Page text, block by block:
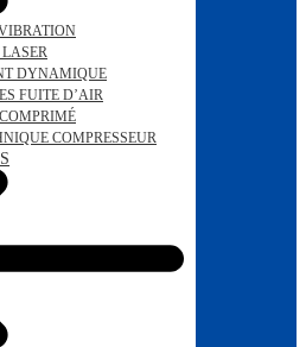
DYNAMIQUE
FUITE D’AIR
COMPRESSEUR